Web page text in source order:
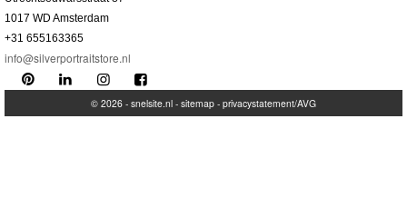
1017 WD Amsterdam
+31 655163365
info@silverportraitstore.nl
© 2026 - snelsite.nl - sitemap - privacystatement/AVG